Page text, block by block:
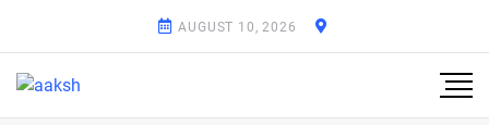
AUGUST 10, 2026